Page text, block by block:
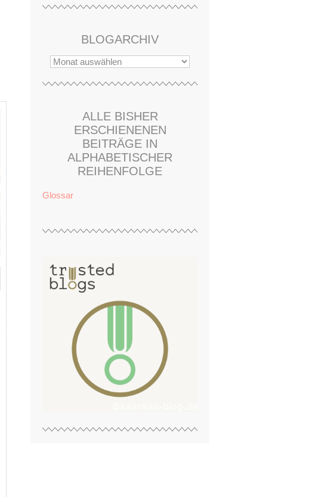
BLOGARCHIV
ALLE BISHER
ERSCHIENENEN
BEITRÄGE IN
ALPHABETISCHER
REIHENFOLGE
Glossar